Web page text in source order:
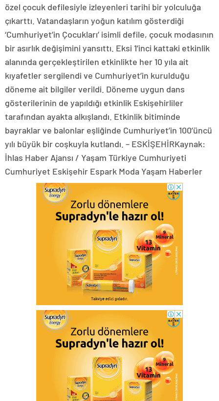
özel çocuk defilesiyle izleyenleri tarihi bir yolculuğa
çıkarttı. Vatandaşların yoğun katılım gösterdiği
‘Cumhuriyet’in Çocukları’ isimli defile, çocuk modasının
bir asırlık değişimini yansıttı. Eksi 1’inci kattaki etkinlik
alanında gerçekleştirilen etkinlikte her 10 yıla ait
kıyafetler sergilendi ve Cumhuriyet’in kurulduğu
döneme ait bilgiler verildi. Döneme uygun dans
gösterilerinin de yapıldığı etkinlik Eskişehirliler
tarafından ayakta alkışlandı. Etkinlik bitiminde
bayraklar ve balonlar eşliğinde Cumhuriyet’in 100’üncü
yılı büyük bir coşkuyla kutlandı. – ESKİŞEHİRKaynak:
İhlas Haber Ajansı / Yaşam Türkiye Cumhuriyeti
Cumhuriyet Eskişehir Espark Moda Yaşam Haberler